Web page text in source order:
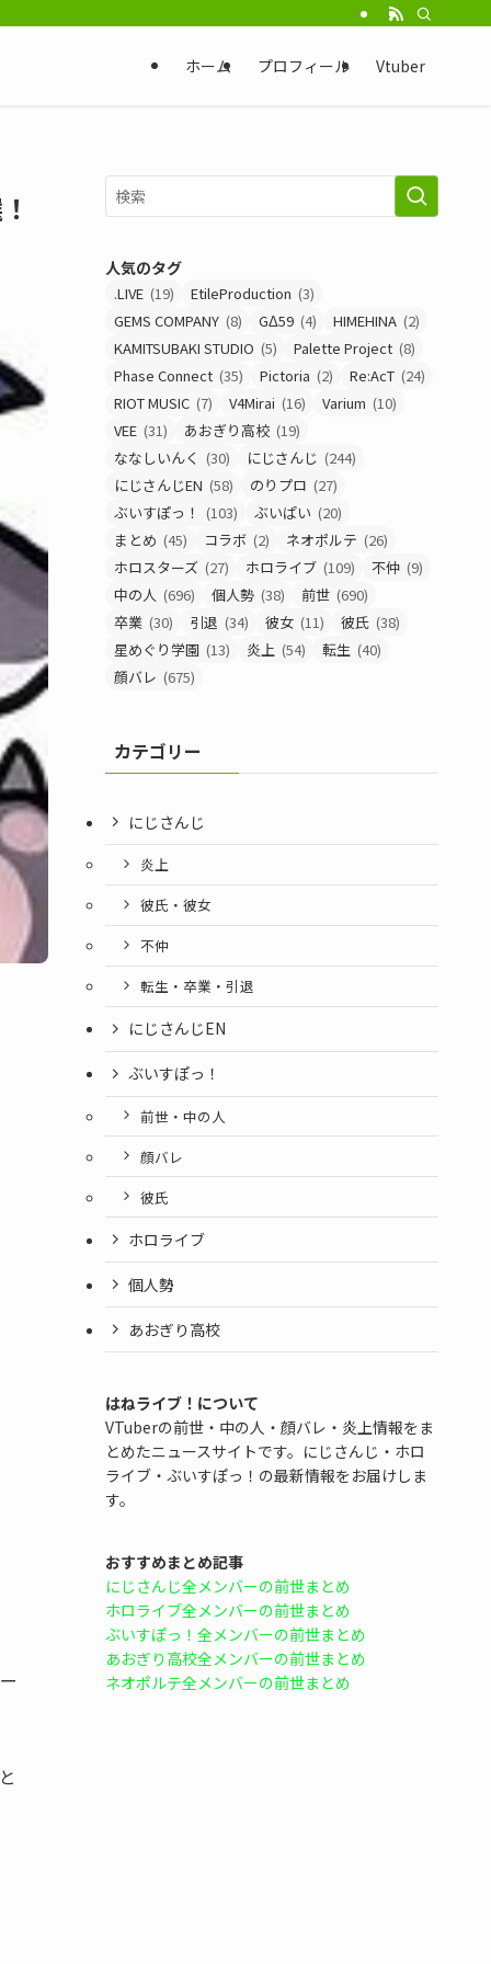
ホーム プロフィール Vtuber
人気のタグ
.LIVE (19) EtileProduction (3)
GEMS COMPANY (8) GΔ59 (4) HIMEHINA (2)
KAMITSUBAKI STUDIO (5) Palette Project (8)
Phase Connect (35) Pictoria (2) Re:AcT (24)
RIOT MUSIC (7) V4Mirai (16) Varium (10)
VEE (31) あおぎり高校 (19)
ななしいんく (30) にじさんじ (244)
にじさんじEN (58) のりプロ (27)
ぶいすぽっ！
(103) ぶいぱい (20)
まとめ (45) コラボ (2) ネオポルテ (26)
ホロスターズ (27) ホロライブ (109) 不仲 (9)
中の人 (696) 個人勢 (38) 前世 (690)
卒業 (30) 引退 (34) 彼女 (11) 彼氏 (38)
星めぐり学園 (13) 炎上 (54) 転生 (40)
顔バレ (675)
カテゴリー
にじさんじ
炎上
彼氏・彼女
不仲
転生・卒業・引退
にじさんじEN
ぶいすぽっ！
前世・中の人
顔バレ
彼氏
ホロライブ
個人勢
あおぎり高校
はねライブ！について
VTuberの前世・中の人・顔バレ・炎上情報をま
とめたニュースサイトです。にじさんじ・ホロ
ライブ・ぶいすぽっ！の最新情報をお届けしま
す。
おすすめまとめ記事
にじさんじ全メンバーの前世まとめ
ホロライブ全メンバーの前世まとめ
ぶいすぽっ！全メンバーの前世まとめ
あおぎり高校全メンバーの前世まとめ
ネオポルテ全メンバーの前世まとめ